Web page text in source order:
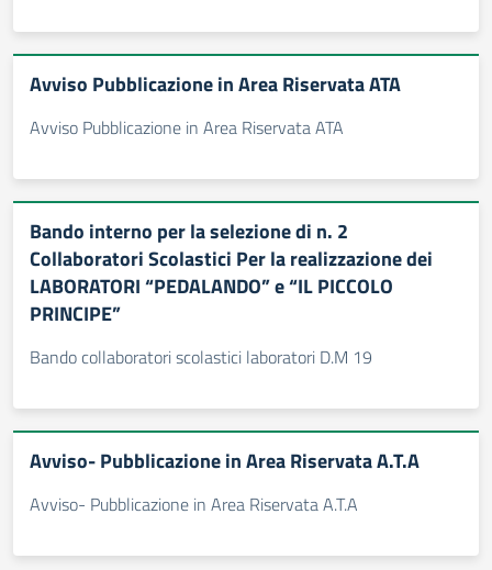
Avviso Pubblicazione in Area Riservata ATA
Avviso Pubblicazione in Area Riservata ATA
Bando interno per la selezione di n. 2
Collaboratori Scolastici Per la realizzazione dei
LABORATORI “PEDALANDO” e “IL PICCOLO
PRINCIPE”
Bando collaboratori scolastici laboratori D.M 19
Avviso- Pubblicazione in Area Riservata A.T.A
Avviso- Pubblicazione in Area Riservata A.T.A